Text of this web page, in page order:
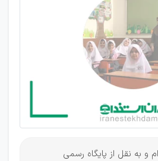
و به نقل از پایگاه رسمی